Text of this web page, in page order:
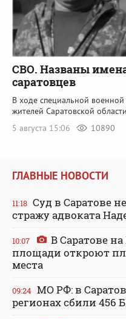
СВО. Названы
саратовцев
В ходе специальной
жителей Саратовской области
5 августа 15:06
10890
ГЛАВНЫЕ НОВОСТИ
11:18 Суд в Саратове
стражу адвоката
10:07
В Саратове
площади откроют
места
09:24 МО РФ: в
регионах сбили 456